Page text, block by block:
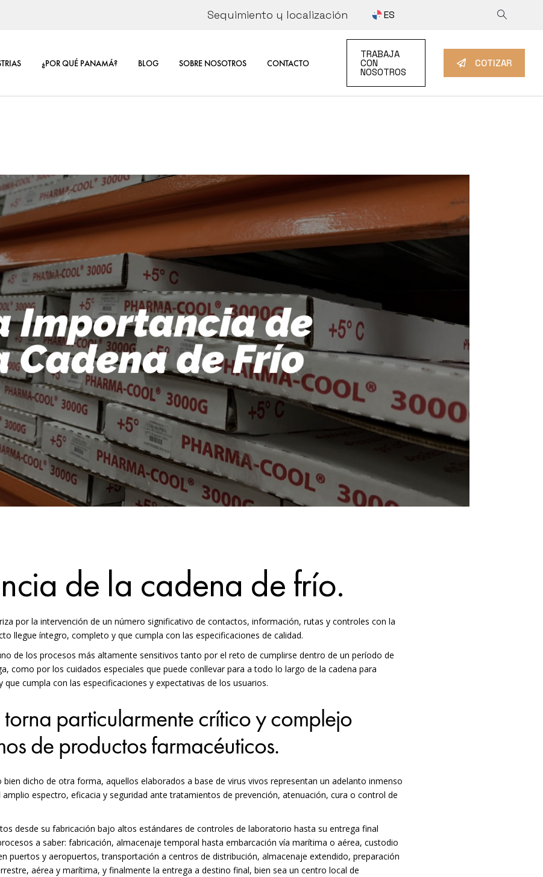
Seguimiento y localización ES
¿POR QUÉ PANAMÁ? BLOG SOBRE NOSOTROS CONTACTO
TRABAJA
CON
NOSOTROS
COTIZAR
SOSTENIBILIDAD TRABAJA CON NOSOTROS
de la cadena de frío.
por la intervención de un número significativo de contactos, información, rutas y controles con la
llegue íntegro, completo y que cumpla con las especificaciones de calidad.
de los procesos más altamente sensitivos tanto por el reto de cumplirse dentro de un período de
como por los cuidados especiales que puede conllevar para a todo lo largo de la cadena para
cumpla con las especificaciones y expectativas de los usuarios.
torna particularmente crítico y complejo
de productos farmacéuticos.
dicho de otra forma, aquellos elaborados a base de virus vivos representan un adelanto inmenso
espectro, eficacia y seguridad ante tratamientos de prevención, atenuación, cura o control de
desde su fabricación bajo altos estándares de controles de laboratorio hasta su entrega final
a saber: fabricación, almacenaje temporal hasta embarcación vía marítima o aérea, custodio
puertos y aeropuertos, transportación a centros de distribución, almacenaje extendido, preparación
aérea y marítima, y finalmente la entrega a destino final, bien sea un centro local de